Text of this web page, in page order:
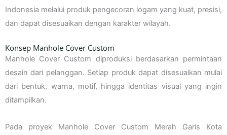
Indonesia melalui produk pengecoran logam yang kuat, presisi,
dan dapat disesuaikan dengan karakter wilayah.
Konsep Manhole Cover Custom
Manhole Cover Custom diproduksi berdasarkan permintaan
desain dari pelanggan. Setiap produk dapat disesuaikan mulai
dari bentuk, warna, motif, hingga identitas visual yang ingin
ditampilkan.
Pada proyek Manhole Cover Custom Merah Garis Kota